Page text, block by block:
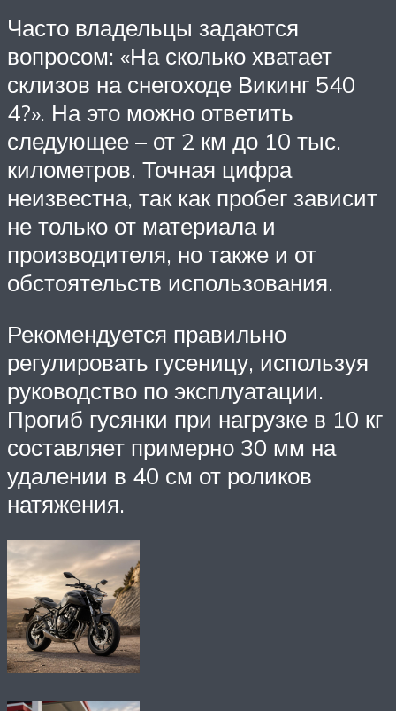
Часто владельцы задаются
вопросом: «На сколько хватает
склизов на снегоходе Викинг 540
4?». На это можно ответить
следующее – от 2 км до 10 тыс.
километров. Точная цифра
неизвестна, так как пробег зависит
не только от материала и
производителя, но также и от
обстоятельств использования.
Рекомендуется правильно
регулировать гусеницу, используя
руководство по эксплуатации.
Прогиб гусянки при нагрузке в 10 кг
составляет примерно 30 мм на
удалении в 40 см от роликов
натяжения.